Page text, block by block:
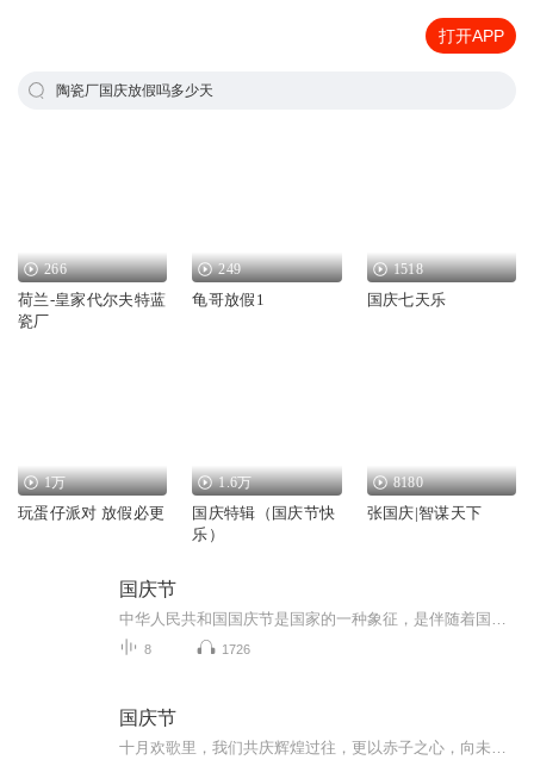
打开APP
陶瓷厂国庆放假吗多少天
266
荷兰-皇家代尔夫特蓝
瓷厂
249
龟哥放假1
1518
国庆七天乐
1万
玩蛋仔派对 放假必更
1.6万
国庆特辑（国庆节快
乐）
8180
张国庆|智谋天下
国庆节
8 1726
国庆节